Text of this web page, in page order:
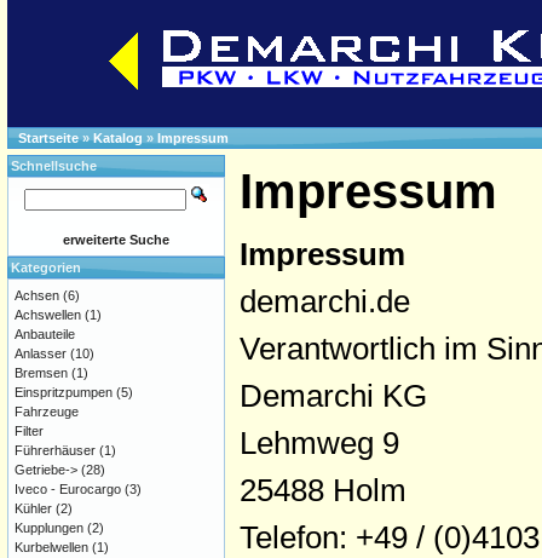
Startseite»Katalog » Impressum
Impressum
Impressum
demarchi.de
Verantwortlich im
Demarchi KG
Lehmweg 9
25488 Holm
Telefon: +49 /
Schnellsuche
erweiterte Suche
Kategorien
Achsen (6)
Achswellen (1)
Anbauteile
Anlasser (10)
Bremsen (1)
Einspritzpumpen (5)
Fahrzeuge
Filter
Führerhäuser (1)
Getriebe-> (28)
Iveco - Eurocargo (3)
Kühler (2)
Kupplungen (2)
Kurbelwellen (1)